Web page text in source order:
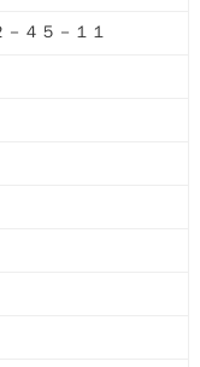
４５－１１